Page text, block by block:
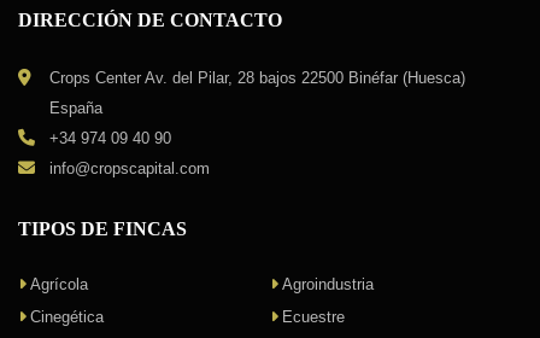
DIRECCIÓN DE CONTACTO
Crops Center Av. del Pilar, 28 bajos 22500 Binéfar (Huesca)
España
+34 974 09 40 90
info@cropscapital.com
TIPOS DE FINCAS
Agrícola
Agroindustria
Cinegética
Ecuestre